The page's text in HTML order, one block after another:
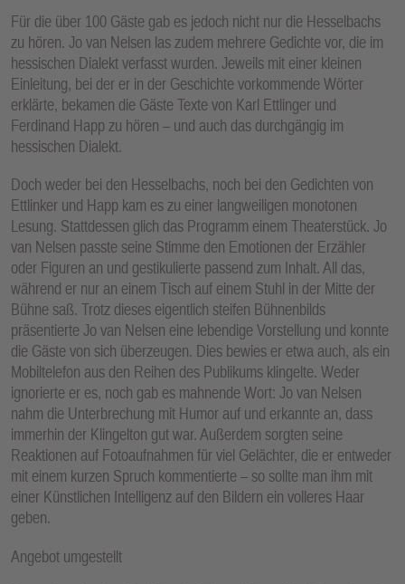
Für die über 100 Gäste gab es jedoch nicht nur die Hesselbachs
zu hören. Jo van Nelsen las zudem mehrere Gedichte vor, die im
hessischen Dialekt verfasst wurden. Jeweils mit einer kleinen
Einleitung, bei der er in der Geschichte vorkommende Wörter
erklärte, bekamen die Gäste Texte von Karl Ettlinger und
Ferdinand Happ zu hören – und auch das durchgängig im
hessischen Dialekt.
Doch weder bei den Hesselbachs, noch bei den Gedichten von
Ettlinker und Happ kam es zu einer langweiligen monotonen
Lesung. Stattdessen glich das Programm einem Theaterstück. Jo
van Nelsen passte seine Stimme den Emotionen der Erzähler
oder Figuren an und gestikulierte passend zum Inhalt. All das,
während er nur an einem Tisch auf einem Stuhl in der Mitte der
Bühne saß. Trotz dieses eigentlich steifen Bühnenbilds
präsentierte Jo van Nelsen eine lebendige Vorstellung und konnte
die Gäste von sich überzeugen. Dies bewies er etwa auch, als ein
Mobiltelefon aus den Reihen des Publikums klingelte. Weder
ignorierte er es, noch gab es mahnende Wort: Jo van Nelsen
nahm die Unterbrechung mit Humor auf und erkannte an, dass
immerhin der Klingelton gut war. Außerdem sorgten seine
Reaktionen auf Fotoaufnahmen für viel Gelächter, die er entweder
mit einem kurzen Spruch kommentierte – so sollte man ihm mit
einer Künstlichen Intelligenz auf den Bildern ein volleres Haar
geben.
Angebot umgestellt